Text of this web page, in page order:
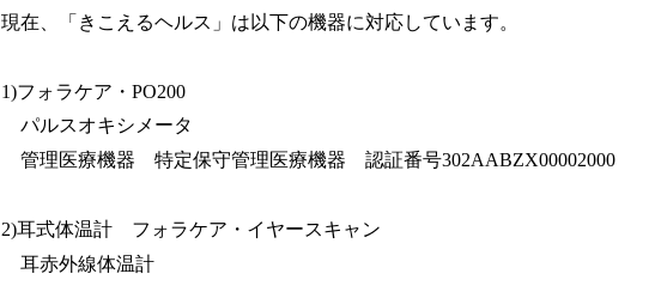
現在、「きこえるヘルス」は以下の機器に対応しています。
1)フォラケア・PO200
パルスオキシメータ
管理医療機器 特定保守管理医療機器 認証番号302AABZX00002000
2)耳式体温計 フォラケア・イヤースキャン
耳赤外線体温計